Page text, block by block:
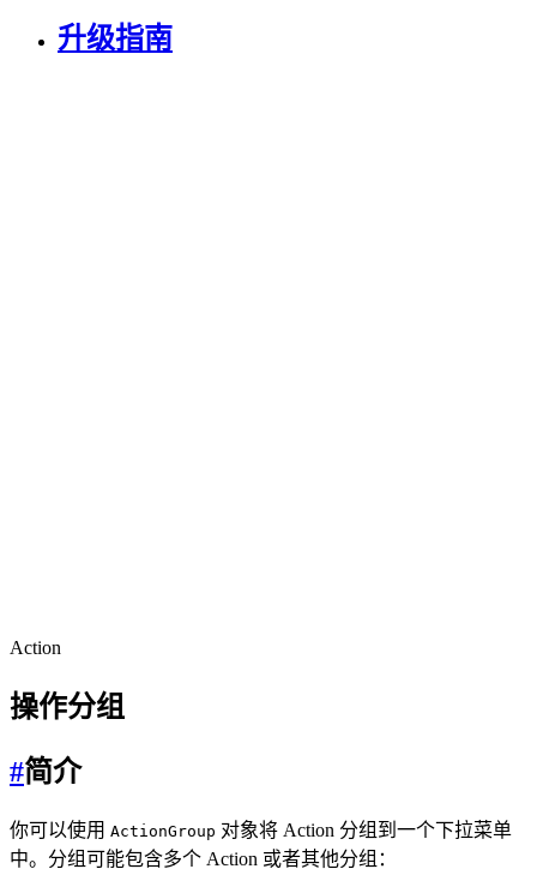
升级指南
Action
操作分组
#简介
你可以使用 ActionGroup 对象将 Action 分组到一个下拉菜单
中。分组可能包含多个 Action 或者其他分组：